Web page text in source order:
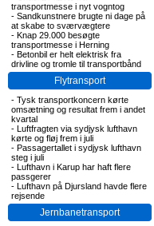
transportmesse i nyt vogntog
- Sandkunstnere brugte ni dage på
at skabe to sværvægtere
- Knap 29.000 besøgte
transportmesse i Herning
- Betonbil er helt elektrisk fra
drivline og tromle til transportbånd
Flytransport
- Tysk transportkoncern kørte
omsætning og resultat frem i andet
kvartal
- Luftfragten via sydjysk lufthavn
kørte og fløj frem i juli
- Passagertallet i sydjysk lufthavn
steg i juli
- Lufthavn i Karup har haft flere
passgerer
- Lufthavn på Djursland havde flere
rejsende
Jernbanetransport